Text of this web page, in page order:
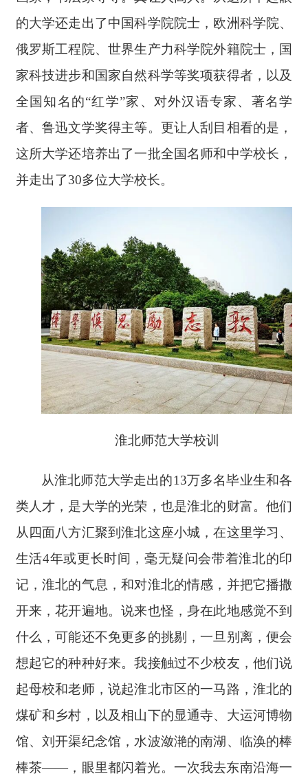
的大学还走出了中国科学院院士，欧洲科学院、
俄罗斯工程院、世界生产力科学院外籍院士，国
家科技进步和国家自然科学等奖项获得者，以及
全国知名的“红学”家、对外汉语专家、著名学
者、鲁迅文学奖得主等。更让人刮目相看的是，
这所大学还培养出了一批全国名师和中学校长，
并走出了30多位大学校长。
淮北师范大学校训
从淮北师范大学走出的13万多名毕业生和各
类人才，是大学的光荣，也是淮北的财富。他们
从四面八方汇聚到淮北这座小城，在这里学习、
生活4年或更长时间，毫无疑问会带着淮北的印
记，淮北的气息，和对淮北的情感，并把它播撒
开来，花开遍地。说来也怪，身在此地感觉不到
什么，可能还不免更多的挑剔，一旦别离，便会
想起它的种种好来。我接触过不少校友，他们说
起母校和老师，说起淮北市区的一马路，淮北的
煤矿和乡村，以及相山下的显通寺、大运河博物
馆、刘开渠纪念馆，水波潋滟的南湖、临涣的棒
棒茶——，眼里都闪着光。一次我去东南沿海一